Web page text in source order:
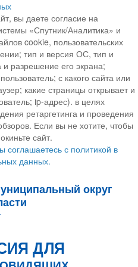
вы даете согласие на
«Спутник/Аналитика» и
cookie, пользовательских
тип и версия ОС, тип и
и разрешение его экрана;
с какого сайта или
какие страницы открывает и
ip-адрес). в целях
ретаргетинга и проведения
Если вы не хотите, чтобы
сайт.
соглашаетесь с политикой в
данных.